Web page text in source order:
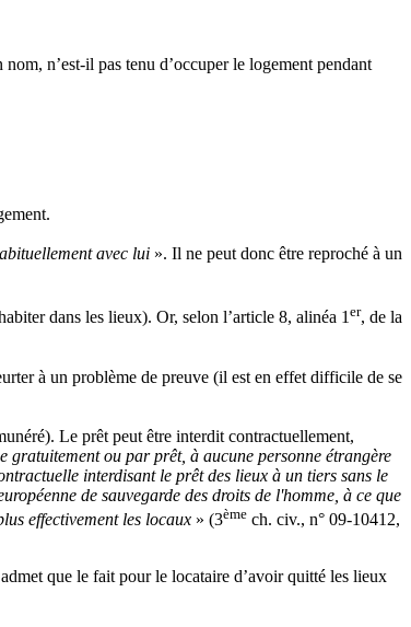
n’est-il pas tenu d’occuper le logement pendant
avec lui ». Il ne peut donc être reproché à un
dans les lieux). Or, selon l’article 8, alinéa 1er, de la
à un problème de preuve (il est en effet difficile de se
Le prêt peut être interdit contractuellement,
ou par prêt, à aucune personne étrangère
interdisant le prêt des lieux à un tiers sans le
de sauvegarde des droits de l'homme, à ce que
effectivement les locaux » (3ème ch. civ., n° 09-10412,
que le fait pour le locataire d’avoir quitté les lieux